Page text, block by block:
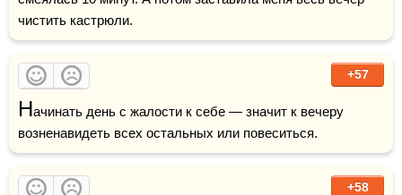
чистить кастрюли.
+57
Начинать день с жалости к себе — значит к вечеру
возненавидеть всех остальных или повеситься.
+58